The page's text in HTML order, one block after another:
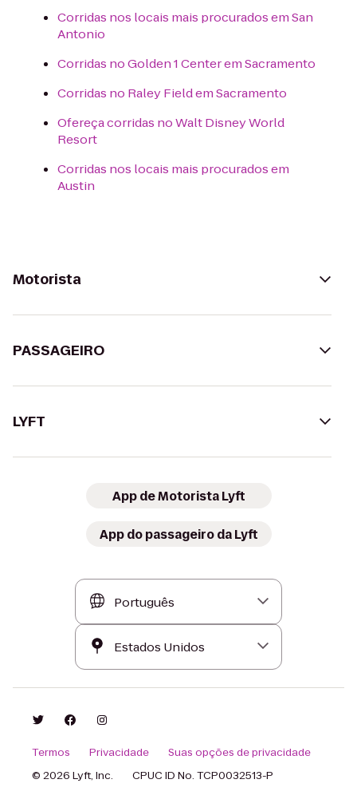
Corridas nos locais mais procurados em San
Antonio
Corridas no Golden 1 Center em Sacramento
Corridas no Raley Field em Sacramento
Ofereça corridas no Walt Disney World
Resort
Corridas nos locais mais procurados em
Austin
Motorista
PASSAGEIRO
LYFT
App de Motorista Lyft
App do passageiro da Lyft
Termos Privacidade
Suas opções de privacidade
© 2026 Lyft, Inc.
CPUC ID No. TCP0032513-P